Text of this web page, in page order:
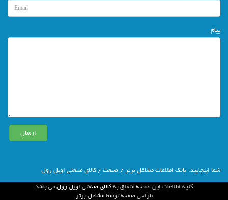
پیام
شما اينجاييد: بانك اطلاعات مشاغل برتر / صنعت / کالای صنعتی اویل رول
كليه اطلاعات اين صفحه متعلق بهکالای صنعتی اویل رولمي باشد
طراحي صفحه توسطمشاغل برتر